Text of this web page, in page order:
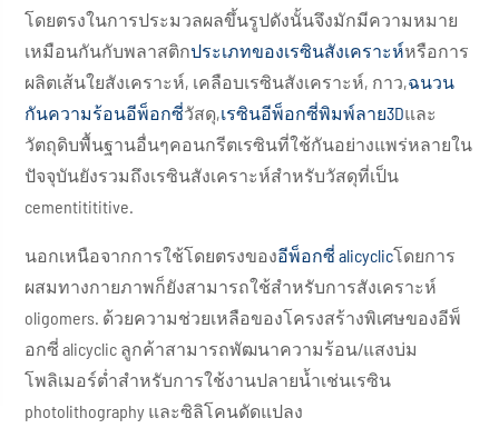
โดยตรงในการประมวลผลขึ้นรูปดังนั้นจึงมักมีความหมาย
เหมือนกันกับพลาสติกประเภทของเรซินสังเคราะห์หรือการ
ผลิตเส้นใยสังเคราะห์, เคลือบเรซินสังเคราะห์, กาว,ฉนวน
กันความร้อนอีพ็อกซี่วัสดุ,เรซินอีพ็อกซี่พิมพ์ลาย3Dและ
วัตถุดิบพื้นฐานอื่นๆคอนกรีตเรซินที่ใช้กันอย่างแพร่หลายใน
ปัจจุบันยังรวมถึงเรซินสังเคราะห์สำหรับวัสดุที่เป็น
cementitititive.
นอกเหนือจากการใช้โดยตรงของอีพ็อกซี่ alicyclicโดยการ
ผสมทางกายภาพก็ยังสามารถใช้สำหรับการสังเคราะห์
oligomers. ด้วยความช่วยเหลือของโครงสร้างพิเศษของอีพ็
อกซี่ alicyclic ลูกค้าสามารถพัฒนาความร้อน/แสงบ่ม
โพลิเมอร์ต่ำสำหรับการใช้งานปลายน้ำเช่นเรซิน
photolithography และซิลิโคนดัดแปลง